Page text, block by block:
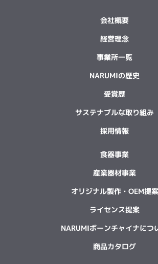
会社概要
経営理念
事業所一覧
NARUMIの歴史
受賞歴
サステナブルな取り組み
採用情報
食器事業
産業器材事業
オリジナル製作・OEM提案
ライセンス提案
NARUMIボーンチャイナにつ
商品カタログ